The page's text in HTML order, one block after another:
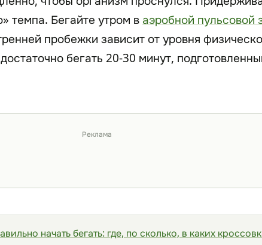
темпа. Бегайте утром в аэробной пульсовой
пробежки зависит от уровня
бегать 20-30 минут,
Реклама
начать бегать: где, по сколько, в каких